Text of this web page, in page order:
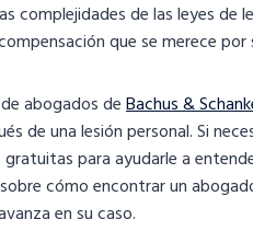
complejidades de las leyes de
que se merece
abogados deBachus &
de una lesión personal. Si
gratuitas para ayudarle a
cómo encontrar un
en su caso.